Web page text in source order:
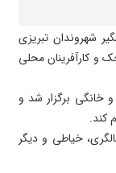
شهروندان تبریزی
و کارآفرینان محلی
خانگی برگزار شد و
کند.
خیاطی و دیگر